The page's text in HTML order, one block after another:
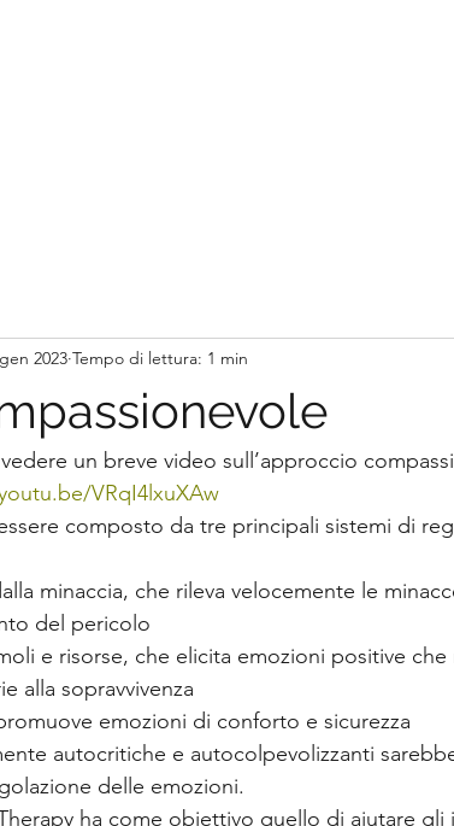
2023 Tempo di lettura: 1 min
VRqI4lxuXAw
composto da tre principali sistemi di
del pericolo
alla sopravvivenza
emozioni di conforto e sicurezza
autocritiche e autocolpevolizzanti
delle emozioni.
ha come obiettivo quello di aiutare gli